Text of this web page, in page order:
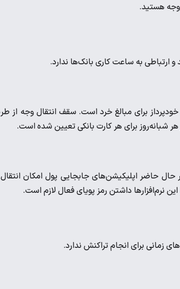
وجه هستید.
ارتباطی به ساعت کاری بانک‌ها ندارد.
تیر 1405 استفاده از دستگاه‌های خودپرداز برای مبالغ خرد است. سقف انتقال وجه از
حال حاضر اپلیکیشن‌های جابجایی پول امکان انتقال
زمانی برای انجام تراکنش ندارد.